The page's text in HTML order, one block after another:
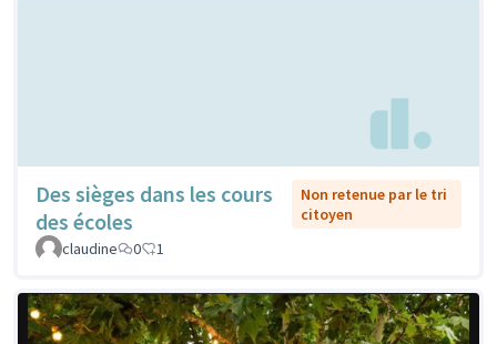
Des sièges dans les cours
des écoles
Non retenue par le tri
citoyen
claudine
0 1